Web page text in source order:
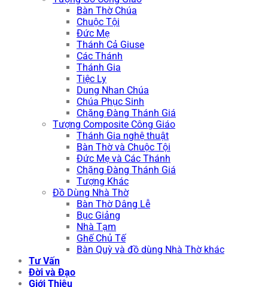
Bàn Thờ Chúa
Chuộc Tội
Đức Mẹ
Thánh Cả Giuse
Các Thánh
Thánh Gia
Tiệc Ly
Dung Nhan Chúa
Chúa Phục Sinh
Chặng Đàng Thánh Giá
Tượng Composite Công Giáo
Thánh Gia nghệ thuật
Bàn Thờ và Chuộc Tội
Đức Mẹ và Các Thánh
Chặng Đàng Thánh Giá
Tượng Khác
Đồ Dùng Nhà Thờ
Bàn Thờ Dâng Lễ
Bục Giảng
Nhà Tạm
Ghế Chủ Tế
Bàn Quỳ và đồ dùng Nhà Thờ khác
Tư Vấn
Đời và Đạo
Giới Thiệu